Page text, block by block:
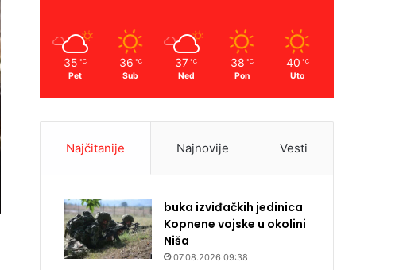
35 ℃
Pet
36 ℃
Sub
37 ℃
Ned
38 ℃
Pon
40 ℃
Uto
Najčitanije Najnovije Vesti
buka izviđačkih jedinica
Kopnene vojske u okolini
Niša
07.08.2026 09:38